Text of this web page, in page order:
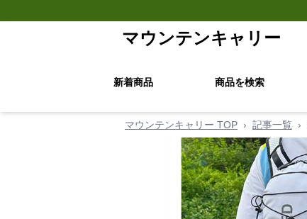
マウンテンキャリー
新着商品 商品を検索
マウンテンキャリー TOP › 記事一覧 ›